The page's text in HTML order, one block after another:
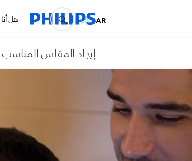
هل AR
EN
إيجاد المقاس المناسب